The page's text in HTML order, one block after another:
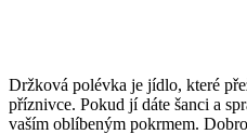
Držková polévka je jídlo, které
příznivce. Pokud jí dáte šanci a
vaším oblíbeným pokrmem.